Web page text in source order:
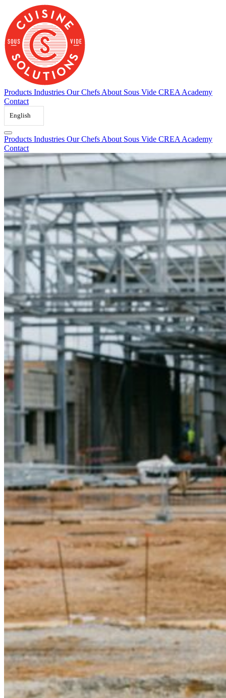
content
Products Industries Our Chefs About Sous Vide CREA Academy
Contact
English
Products Industries Our Chefs About Sous Vide CREA Academy
Contact